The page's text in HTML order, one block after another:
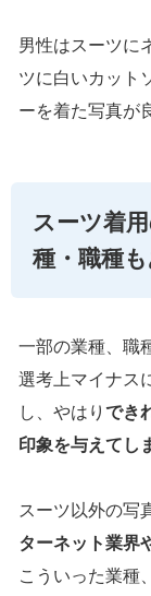
男性はスーツに
ツに白いカット
ーを着た写真が
スーツ着
種・職種
一部の業種、職
選考上マイナス
し、やはり でき
印象を与えてし
スーツ以外の写
ターネット業界
こういった業種